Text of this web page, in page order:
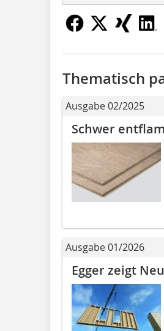
Thematisch
Ausgabe 02/2025
Schwer
Ausgabe 01/2026
Egger zeigt